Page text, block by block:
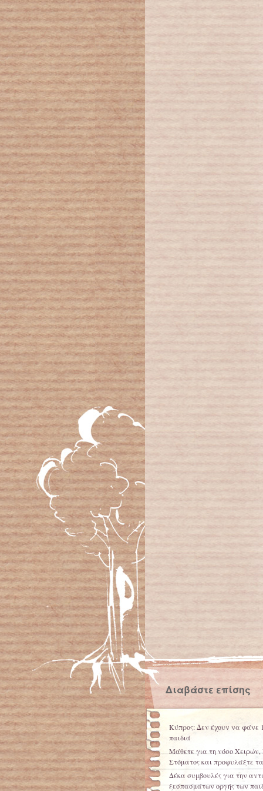
Διαβάστε επίσης
Κύπρος: Δεν έχουν να φάνε
παιδιά
Μάθετε για τη νόσο Χειρών,
Στόματος και προφυλάξτε
Δέκα συμβουλές για την
ξεσπασμάτων οργής των